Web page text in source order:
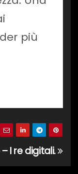
più
– I re digitali.